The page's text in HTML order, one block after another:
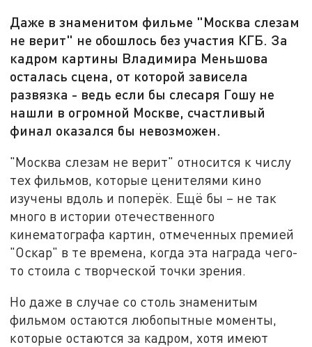
Даже в знаменитом фильме "Москва слезам
не верит" не обошлось без участия КГБ. За
кадром картины Владимира Меньшова
осталась сцена, от которой зависела
развязка - ведь если бы слесаря Гошу не
нашли в огромной Москве, счастливый
финал оказался бы невозможен.
"Москва слезам не верит" относится к числу
тех фильмов, которые ценителями кино
изучены вдоль и поперёк. Ещё бы – не так
много в истории отечественного
кинематографа картин, отмеченных премией
"Оскар" в те времена, когда эта награда чего-
то стоила с творческой точки зрения.
Но даже в случае со столь знаменитым
фильмом остаются любопытные моменты,
которые остаются за кадром, хотя имеют